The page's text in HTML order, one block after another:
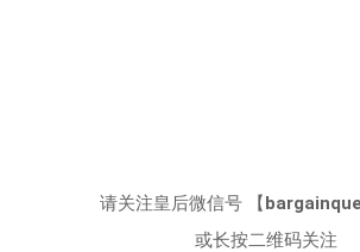
请关注皇后微信号 【
或长按二维码关注